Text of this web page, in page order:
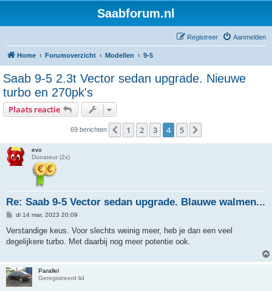
Saabforum.nl
Aanmelden
Registreer
Home Forumoverzicht Modellen 9-5
Saab 9-5 2.3t Vector sedan upgrade. Nieuwe
turbo en 270pk's
Plaats reactie
69 berichten Vorige
1 2 3 4 5
evo
Donateur (2x)
Re: Saab 9-5 Vector sedan upgrade. Blauwe walmen...
B
r
c
di 14 mar, 2023 20:09
Verstandige keus. Voor slechts weinig meer, heb je dan een veel
degelijkere turbo. Met daarbij nog meer potentie ook.
Parallel
Geregistreerd lid